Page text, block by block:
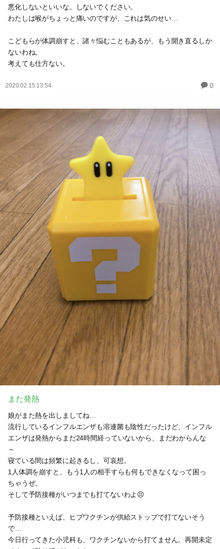
悪化しないといいな。しないでください。
わたしは喉がちょっと痛いのですが、これは気のせい…
こどもらが体調崩すと、諸々悩むこともあるが、もう開き直るしか
ないわね。
考えても仕方ない。
2020.02.15 13:54 0
また発熱
娘がまた熱を出しましてね…
流行しているインフルエンザも溶連菌も陰性だったけど、インフル
エンザは発熱からまだ24時間経っていないから、まだわからんな
～
寝ている間は頻繁に起きるし、可哀想。
1人体調を崩すと、もう1人の相手すらも何もできなくなって困っ
ちゃうぜ。
そして予防接種がいつまでも打てないわよ😣
予防接種といえば、ヒブワクチンが供給ストップで打てないそう
で…
今日行ってきた小児科も、ワクチンないから打てません。再開未定